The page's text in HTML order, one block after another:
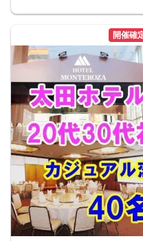
☆その他☆
・ご予約時は【本名をフルネーム】で
・料金は、当日に会場の受付時にお支
・パーティの流れや進行は変更される
・多少の年齢の前後はOKです。
・募集人数：20名（最小人数：6名）
【お車でお越しの方へ】
モンテローザホテル併設の駐車場は
お車でお越しの際は「太田市役所」
(初回2時間100円 18:00～3時間100円
【キャンセル】
参加が困難な場合は、お早めに電話ま
します。
お客様のご都合によるキャンセルの場
が発生しますのでご了承ください
【キャンセル料】
1.予約日〜開催日8日前のキャンセル
男性/女性：一律2000円
2.開催日7日前〜パーティー当日のキ
男性/女性：全額（定価）
男女の人数調整をしておりますので、
お願い致します。
開催確